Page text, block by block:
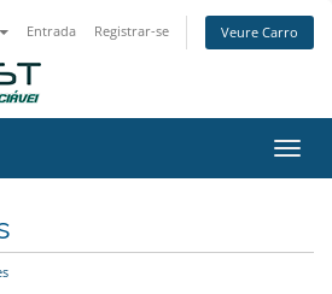
Entrada Registrar-se Veure Carro
la